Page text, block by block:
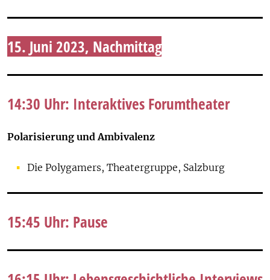
15. Juni 2023, Nachmittag
14:30 Uhr: Interaktives Forumtheater
Polarisierung und Ambivalenz
Die Polygamers, Theatergruppe, Salzburg
15:45 Uhr: Pause